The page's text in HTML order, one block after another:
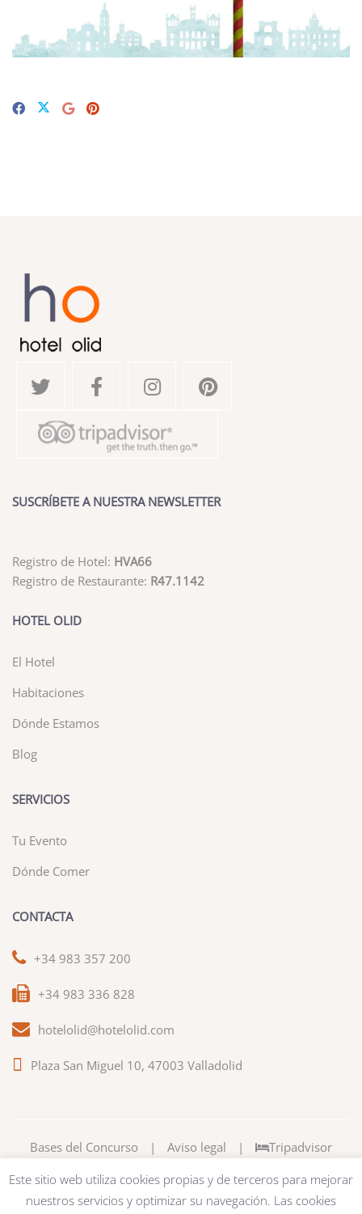
SUSCRÍBETE A NUESTRA NEWSLETTER
Registro de Hotel: HVA66
Registro de Restaurante: R47.1142
HOTEL OLID
El Hotel
Habitaciones
Dónde Estamos
Blog
SERVICIOS
Tu Evento
Dónde Comer
CONTACTA
+34 983 357 200
+34 983 336 828
hotelolid@hotelolid.com
Plaza San Miguel 10, 47003 Valladolid
Bases del Concurso | Aviso legal | Tripadvisor
Este sitio web utiliza cookies propias y de terceros para mejorar
nuestros servicios y optimizar su navegación. Las cookies